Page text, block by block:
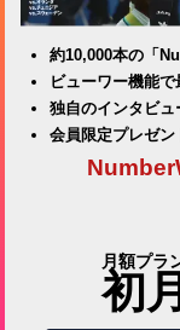
約10,000本の「
ビューワー機能
独自のインタビ
会員限定プレゼ
月額プラ
初月